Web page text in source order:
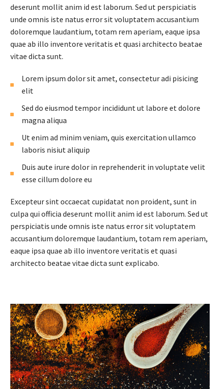
deserunt mollit anim id est laborum. Sed ut perspiciatis
unde omnis iste natus error sit voluptatem accusantium
doloremque laudantium, totam rem aperiam, eaque ipsa
quae ab illo inventore veritatis et quasi architecto beatae
vitae dicta sunt.
Lorem ipsum dolor sit amet, consectetur adi pisicing
elit
Sed do eiusmod tempor incididunt ut labore et dolore
magna aliqua
Ut enim ad minim veniam, quis exercitation ullamco
laboris nisiut aliquip
Duis aute irure dolor in reprehenderit in voluptate velit
esse cillum dolore eu
Excepteur sint occaecat cupidatat non proident, sunt in
culpa qui officia deserunt mollit anim id est laborum. Sed ut
perspiciatis unde omnis iste natus error sit voluptatem
accusantium doloremque laudantium, totam rem aperiam,
eaque ipsa quae ab illo inventore veritatis et quasi
architecto beatae vitae dicta sunt explicabo.